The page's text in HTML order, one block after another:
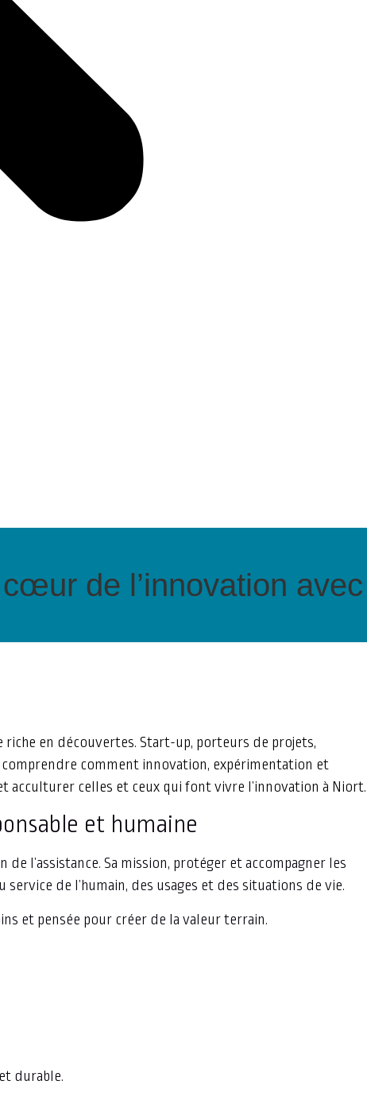
de l’innovation avec
en découvertes. Start-up, porteurs de projets,
comment innovation, expérimentation et
acculturer celles et ceux qui font vivre l’innovation à Niort.
et humaine
l’assistance. Sa mission, protéger et accompagner les
de l’humain, des usages et des situations de vie.
et pensée pour créer de la valeur terrain.
durable.